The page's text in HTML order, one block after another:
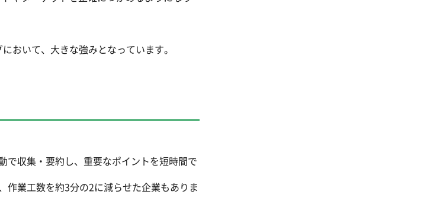
おいて、大きな強みとなっています。
で収集・要約し、重要なポイントを短時間で
作業工数を約3分の2に減らせた企業もありま